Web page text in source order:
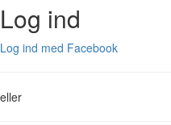
Log ind
Log ind med Facebook
eller